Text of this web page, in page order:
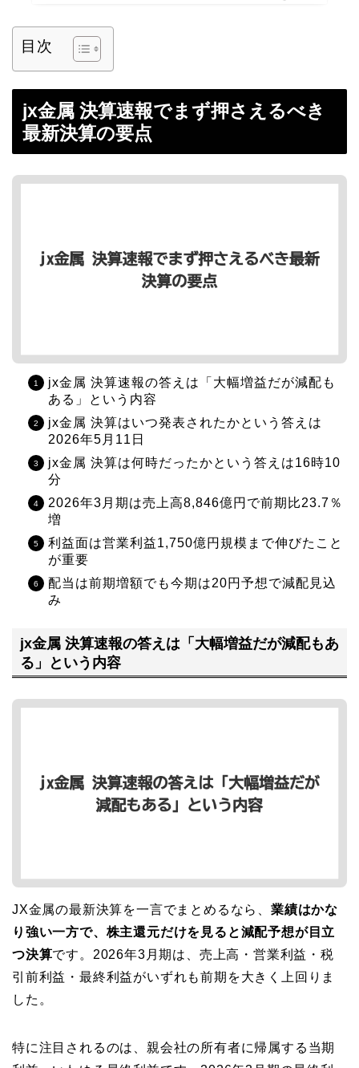
目次
jx金属 決算速報でまず押さえるべき
最新決算の要点
jx金属 決算速報の答えは「大幅増益だが減配も
ある」という内容
jx金属 決算はいつ発表されたかという答えは
2026年5月11日
jx金属 決算は何時だったかという答えは16時10
分
2026年3月期は売上高8,846億円で前期比23.7％
増
利益面は営業利益1,750億円規模まで伸びたこと
が重要
配当は前期増額でも今期は20円予想で減配見込
み
jx金属 決算速報の答えは「大幅増益だが減配もあ
る」という内容
JX金属の最新決算を一言でまとめるなら、 業績はかな
り強い一方で、株主還元だけを見ると減配予想が目立
つ決算です。2026年3月期は、売上高・営業利益・税
引前利益・最終利益がいずれも前期を大きく上回りま
した。
特に注目されるのは、親会社の所有者に帰属する当期